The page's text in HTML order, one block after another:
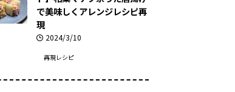
で美味しくアレンジレシピ再
現
2024/3/10
再現レシピ